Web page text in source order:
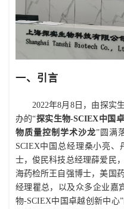
一、引言
2022年8月8日，由探实
办的“探实生物-SCIEX中国
物质量控制学术沙龙”圆满
SCIEX中国总经理桑小亮
士，俊民科技总经理薛爱民
海药检所王自强博士，美国
经理瞿总，以及众多企业嘉
物-SCIEX中国卓越创新中心